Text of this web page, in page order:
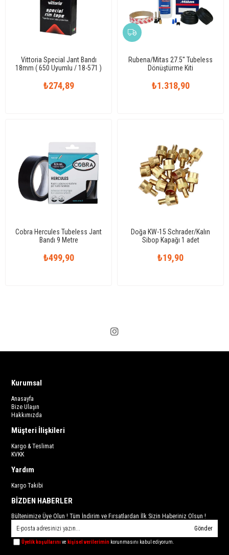
Vittoria Special Jant Bandı
18mm ( 650 Uyumlu / 18-571 )
₺274,89
Rubena/Mitas 27.5'' Tubeless
Dönüştürme Kiti
₺1.318,90
Cobra Hercules Tubeless Jant
Bandı 9 Metre
₺499,90
Doğa KW-15 Schrader/Kalın
Sibop Kapağı 1 adet
₺19,90
Kurumsal
Anasayfa
Bize Ulaşın
Hakkımızda
Müşteri İlişkileri
Kargo & Teslimat
KVKK
Yardım
Kargo Takibi
BİZDEN HABERLER
Bültenimize Üye Olun ! Tüm İndirim ve Fırsatlardan İlk Sizin Haberiniz Olsun !
Gönder
Üyelik koşullarınıve kişisel verilerimin korunmasını kabul ediyorum.